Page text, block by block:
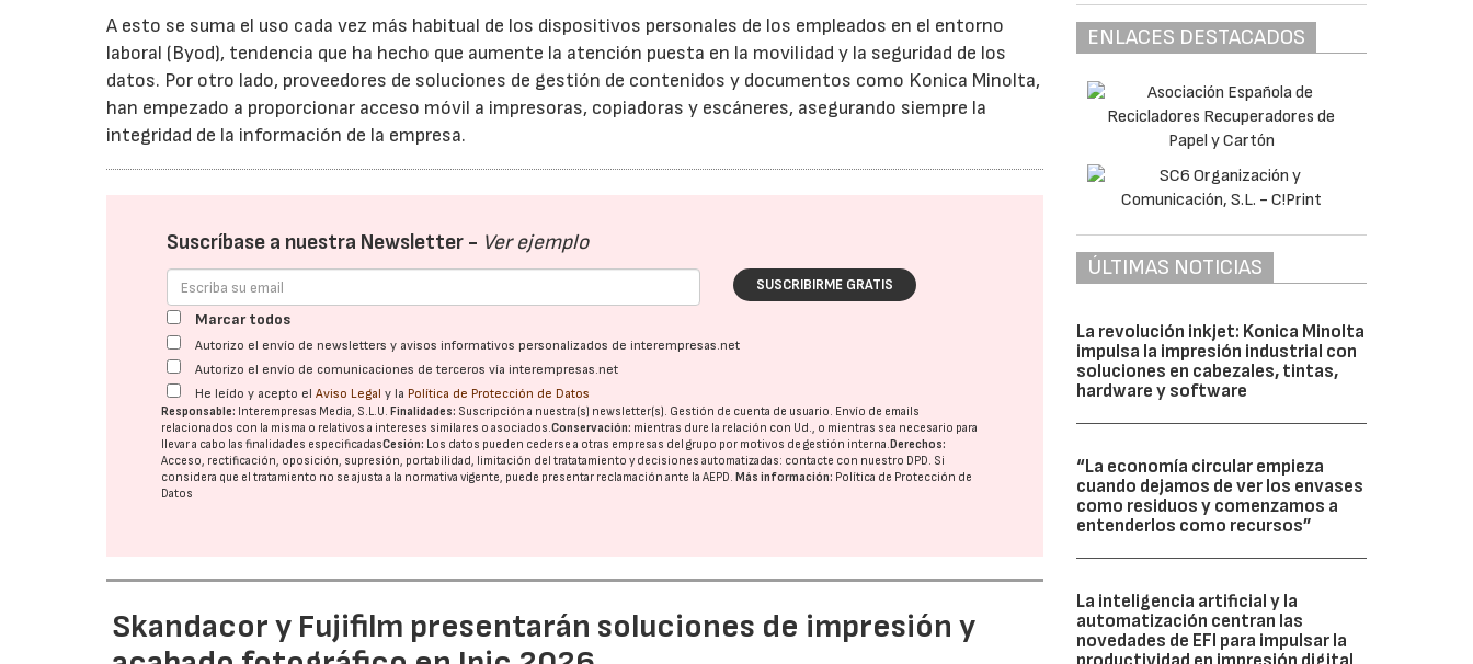
A esto se suma el uso cada vez más habitual de los dispositivos personales de los empleados en el entorno
laboral (Byod), tendencia que ha hecho que aumente la atención puesta en la movilidad y la seguridad de los
datos. Por otro lado, proveedores de soluciones de gestión de contenidos y documentos como Konica Minolta,
han empezado a proporcionar acceso móvil a impresoras, copiadoras y escáneres, asegurando siempre la
integridad de la información de la empresa.
Suscríbase a nuestra Newsletter - Ver ejemplo
SUSCRIBIRME GRATIS
Marcar todos
Autorizo el envío de newsletters y avisos informativos personalizados de interempresas.net
Autorizo el envío de comunicaciones de terceros vía interempresas.net
He leído y acepto elAviso Legal y la Política de Protección de Datos
Responsable: Interempresas Media, S.L.U. Finalidades: Suscripción a nuestra(s) newsletter(s). Gestión de cuenta de usuario. Envío de emails
relacionados con la misma o relativos a intereses similares o asociados.Conservación: mientras dure la relación con Ud., o mientras sea necesario para
llevar a cabo las finalidades especificadasCesión: Los datos pueden cederse a otras empresas del grupo por motivos de gestión interna. Derechos:
Acceso, rectificación, oposición, supresión, portabilidad, limitación del tratatamiento y decisiones automatizadas: contacte con nuestro DPD. Si
considera que el tratamiento no se ajusta a la normativa vigente, puede presentar reclamación ante laAEPD. Más información: Política de Protección de
Datos
Skandacor y Fujifilm presentarán soluciones de impresión y
ENLACES DESTACADOS
ÚLTIMAS NOTICIAS
La revolución inkjet: Konica Minolta
impulsa la impresión industrial con
soluciones en cabezales, tintas,
hardware y software
“La economía circular empieza
cuando dejamos de ver los envases
como residuos y comenzamos a
entenderlos como recursos”
La inteligencia artificial y la
automatización centran las
novedades de EFI para impulsar la